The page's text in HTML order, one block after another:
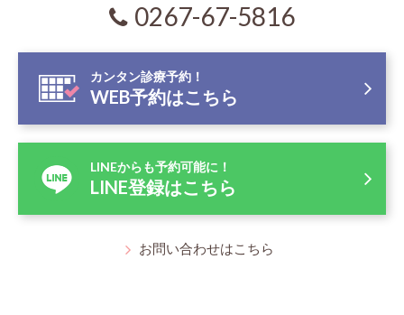
0267-67-5816
カンタン診療予約！
WEB予約はこちら
LINEからも予約可能に！
LINE登録はこちら
お問い合わせはこちら